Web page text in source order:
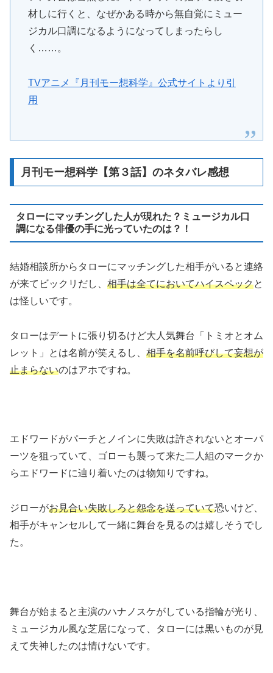
材しに行くと、なぜかある時から無自覚にミュー
ジカル口調になるようになってしまったらし
く……。
TVアニメ『月刊モー想科学』公式サイトより引
用
月刊モー想科学【第３話】のネタバレ感想
タローにマッチングした人が現れた？ミュージカル口
調になる俳優の手に光っていたのは？！
結婚相談所からタローにマッチングした相手がいると連絡
が来てビックリだし、 相手は全てにおいてハイスペックと
は怪しいです。
タローはデートに張り切るけど大人気舞台「トミオとオム
レット」とは名前が笑えるし、 相手を名前呼びして妄想が
止まらないのはアホですね。
エドワードがパーチとノインに失敗は許されないとオーパ
ーツを狙っていて、ゴローも襲って来た二人組のマークか
らエドワードに辿り着いたのは物知りですね。
ジローがお見合い失敗しろと怨念を送っていて恐いけど、
相手がキャンセルして一緒に舞台を見るのは嬉しそうでし
た。
舞台が始まると主演のハナノスケがしている指輪が光り、
ミュージカル風な芝居になって、タローには黒いものが見
えて失神したのは情けないです。